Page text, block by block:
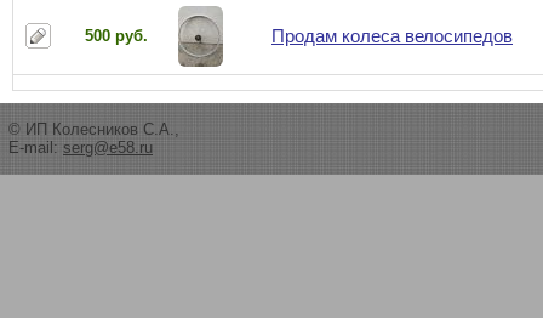
500 руб. Продам колеса велосипедов
© ИП Колесников С.А.,
E-mail: serg@e58.ru